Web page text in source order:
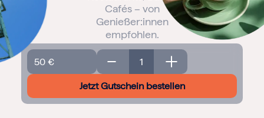
Frohe Weihnachten
Regionale Gutscheine
Berlin
Hamburg
München
Frankfurt
Köln
Cafés – von
Genießer:innen
empfohlen.
Geschenkgutschein
Menge
Jetzt Gutschein bestellen